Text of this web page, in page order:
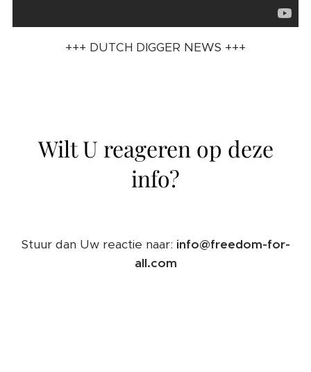
+++ DUTCH DIGGER NEWS +++
Wilt U reageren op deze
info?
Stuur dan Uw reactie naar: info@freedom-for-
all.com